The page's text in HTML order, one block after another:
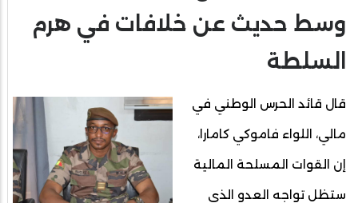
وسط حديث عن خلافات في هرم
السلطة
قال قائد الحرس الوطني في
مالي، اللواء فاموكي كامارا،
إن القوات المسلحة المالية
ستظل تواجه العدو الذي